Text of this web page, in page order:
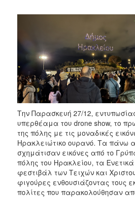
Την Παρασκευή 27/12,
υπερθέαμα του drone show, το
της πόλης με τις μοναδικές
Ηρακλειώτικο ουρανό. Τα πάνω
σχημάτισαν εικόνες από το
πόλης του Ηρακλείου, τα Ενετικά
φεστιβάλ των Τειχών και
φιγούρες ενθουσιάζοντας τους
πολίτες που παρακολούθησαν